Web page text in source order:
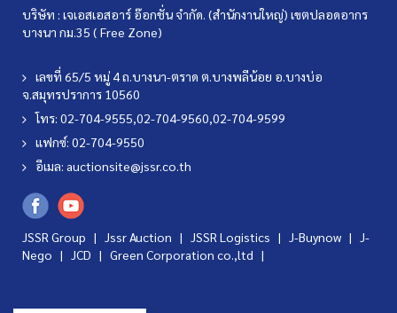
บริษัท : เจเอสเอสอาร์ อ๊อกชั่น จำกัด. (สำนักงานใหญ่) เขตปลอดอากร
บางนา กม.35 ( Free Zone)
เลขที่ 65/5 หมู่ 4 ถ.บางนา-ตราด ต.บางพลีน้อย อ.บางบ่อ
จ.สมุทรปราการ 10560
โทร: 02-704-9555,02-704-9560,02-704-9599
แฟกซ์: 02-704-9550
อีเมล: auctionsite@jssr.co.th
JSSR Group | Jssr Auction | JSSR Logistics | J-Buynow | J-
Nego | JCD | Green Corporation co.,ltd |